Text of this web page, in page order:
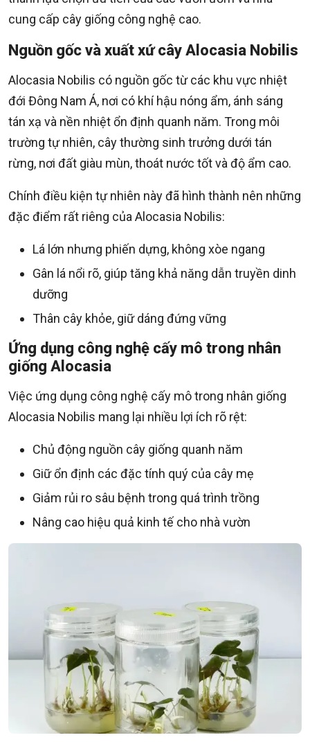
cung cấp cây giống công nghệ cao.
Nguồn gốc và xuất xứ cây Alocasia Nobilis
Alocasia Nobilis có nguồn gốc từ các khu vực nhiệt
đới Đông Nam Á, nơi có khí hậu nóng ẩm, ánh sáng
tán xạ và nền nhiệt ổn định quanh năm. Trong môi
trường tự nhiên, cây thường sinh trưởng dưới tán
rừng, nơi đất giàu mùn, thoát nước tốt và độ ẩm cao.
Chính điều kiện tự nhiên này đã hình thành nên những
đặc điểm rất riêng của Alocasia Nobilis:
Lá lớn nhưng phiến dựng, không xòe ngang
Gân lá nổi rõ, giúp tăng khả năng dẫn truyền dinh
dưỡng
Thân cây khỏe, giữ dáng đứng vững
Ứng dụng công nghệ cấy mô trong nhân
giống Alocasia
Việc ứng dụng công nghệ cấy mô trong nhân giống
Alocasia Nobilis mang lại nhiều lợi ích rõ rệt:
Chủ động nguồn cây giống quanh năm
Giữ ổn định các đặc tính quý của cây mẹ
Giảm rủi ro sâu bệnh trong quá trình trồng
Nâng cao hiệu quả kinh tế cho nhà vườn